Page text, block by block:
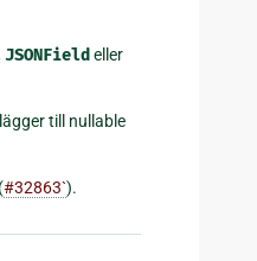
JSONField eller
till nullable
(#32863`).